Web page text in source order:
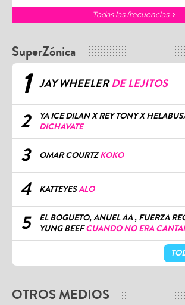
Todas las frecuencias
SuperZónica
1 JAY WHEELERDE LEJITOS
2
YA ICE DILAN X REY TONY X
DICHAVATE
3 OMAR COURTZKOKO
4 KATTEYESALO
5
EL BOGUETO, ANUEL AA , FUERZA
YUNG BEEFCUANDO NO ERA
OTROS MEDIOS